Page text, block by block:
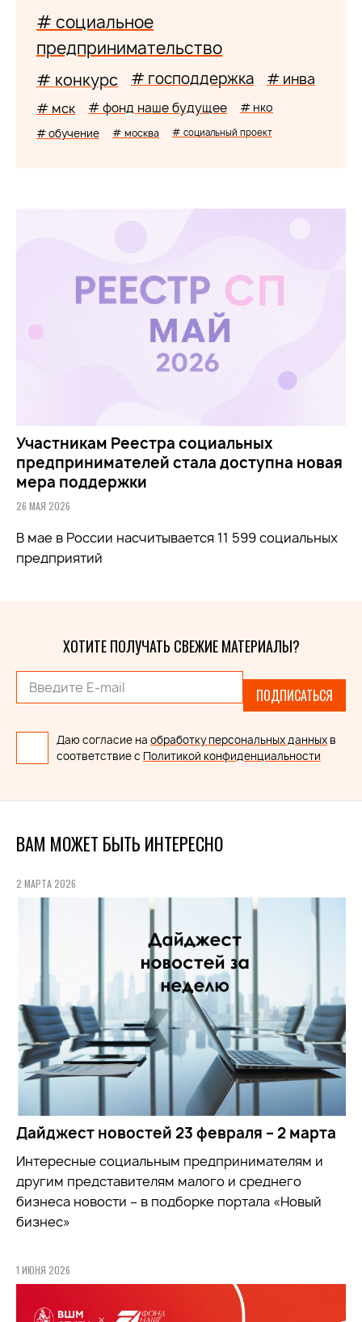
# социальное
предпринимательство
# конкурс # господдержка # инва
# мск # фонд наше будущее # нко
# обучение # москва # социальный проект
Участникам Реестра социальных
предпринимателей стала доступна новая
мера поддержки
26 МАЯ 2026
В мае в России насчитывается 11 599 социальных
предприятий
ХОТИТЕ ПОЛУЧАТЬ СВЕЖИЕ МАТЕРИАЛЫ?
ПОДПИСАТЬСЯ
Даю согласие на обработку персональных данных в
соответствие с Политикой конфиденциальности
ВАМ МОЖЕТ БЫТЬ ИНТЕРЕСНО
2 МАРТА 2026
Дайджест новостей 23 февраля – 2 марта
Интересные социальным предпринимателям и
другим представителям малого и среднего
бизнеса новости – в подборке портала «Новый
бизнес»
1 ИЮНЯ 2026